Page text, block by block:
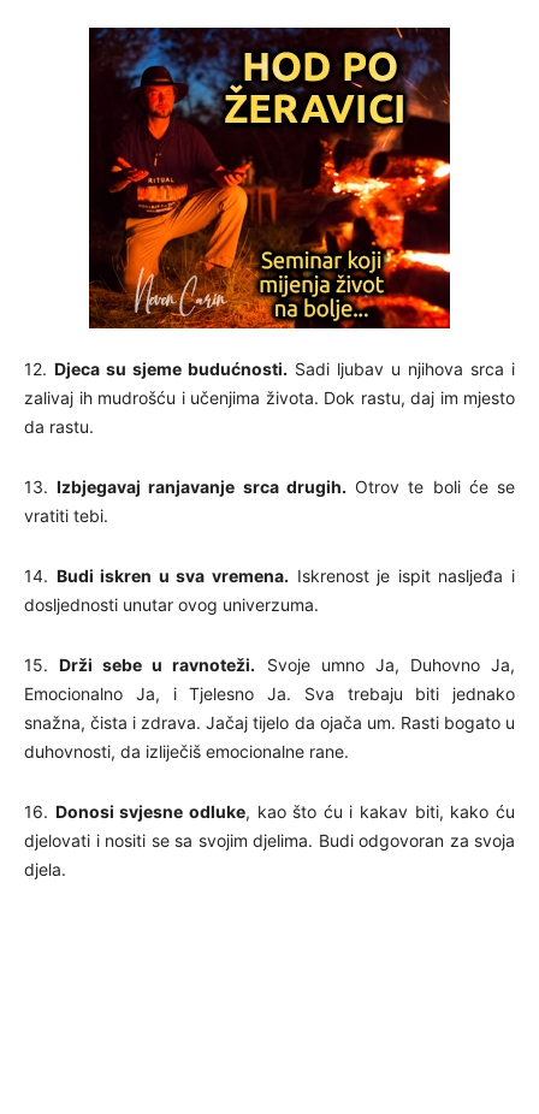
12. Djeca su sjeme budućnosti. Sadi ljubav u njihova srca i
zalivaj ih mudrošću i učenjima života. Dok rastu, daj im mjesto
da rastu.
13.Izbjegavaj ranjavanje srca drugih. Otrov te boli će se
vratiti tebi.
14. Budi iskren u sva vremena. Iskrenost je ispit nasljeđa i
dosljednosti unutar ovog univerzuma.
15.Drži sebe u ravnoteži. Svoje umno Ja, Duhovno Ja,
Emocionalno Ja, i Tjelesno Ja. Sva trebaju biti jednako
snažna, čista i zdrava. Jačaj tijelo da ojača um. Rasti bogato u
duhovnosti, da izliječiš emocionalne rane.
16. Donosi svjesne odluke, kao što ću i kakav biti, kako ću
djelovati i nositi se sa svojim djelima. Budi odgovoran za svoja
djela.